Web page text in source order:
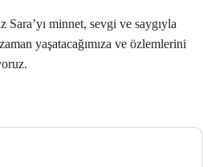
Sara’yı minnet, sevgi ve saygıyla
yaşatacağımıza ve özlemlerini